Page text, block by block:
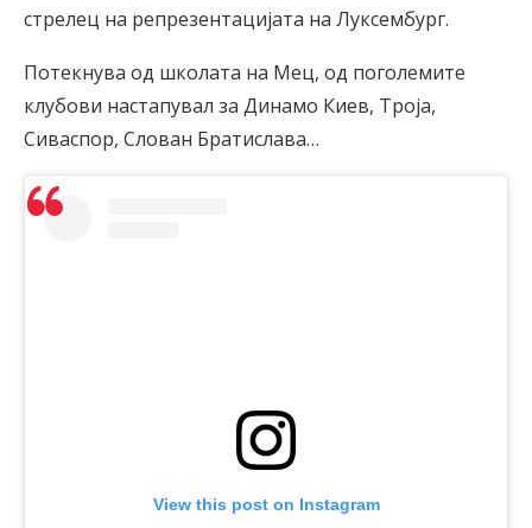
стрелец на репрезентацијата на Луксембург.
Потекнува од школата на Мец, од поголемите
клубови настапувал за Динамо Киев, Троја,
Сиваспор, Слован Братислава…
View this post on Instagram